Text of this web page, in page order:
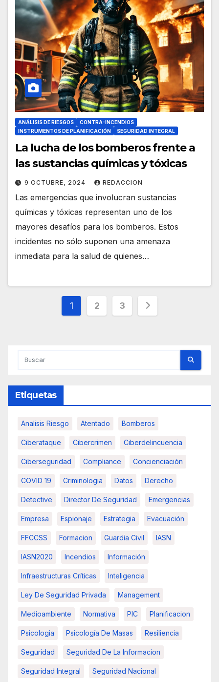
ANÁLISIS DE RIESGOS
CONTRA-INCENDIOS
INSTRUMENTOS DE PLANIFICACIÓN
SEGURIDAD INTEGRAL
La lucha de los bomberos frente a
las sustancias químicas y tóxicas
9 OCTUBRE, 2024 REDACCION
Las emergencias que involucran sustancias
químicas y tóxicas representan uno de los
mayores desafíos para los bomberos. Estos
incidentes no sólo suponen una amenaza
inmediata para la salud de quienes…
Paginación
1 2 3
Etiquetas
Analisis Riesgo Atentado Bomberos
Ciberataque Cibercrimen Ciberdelincuencia
Ciberseguridad Compliance Concienciación
COVID 19 Criminologia Datos Derecho
Detective Director De Seguridad Emergencias
Empresa Espionaje Estrategia Evacuación
FFCCSS Formacion Guardia Civil IASN
IASN2020 Incendios Información
Infraestructuras Críticas Inteligencia
Ley De Seguridad Privada Management
Medioambiente Normativa PIC Planificacion
Psicologia Psicología De Masas Resiliencia
Seguridad Seguridad De La Informacion
Seguridad Integral Seguridad Nacional